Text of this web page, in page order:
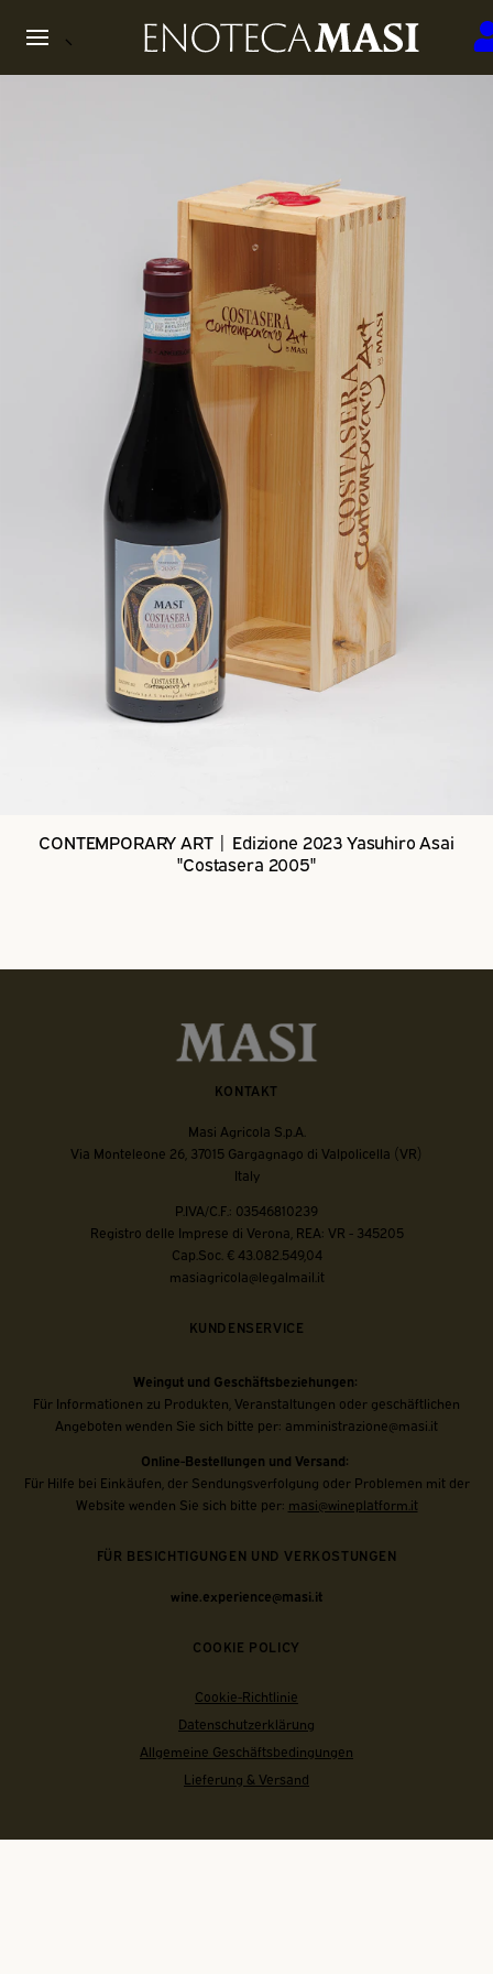
CONTEMPORARY ART | Edizione 2023 Yasuhiro Asai
"Costasera 2005"
KONTAKT
Masi Agricola S.p.A.
Via Monteleone 26, 37015 Gargagnago di Valpolicella (VR)
Italy
P.IVA/C.F.: 03546810239
Registro delle Imprese di Verona, REA: VR - 345205
Cap.Soc. € 43.082.549,04
masiagricola@legalmail.it
KUNDENSERVICE
Weingut und Geschäftsbeziehungen:
Für Informationen zu Produkten, Veranstaltungen oder geschäftlichen
Angeboten wenden Sie sich bitte per: amministrazione@masi.it
Online-Bestellungen und Versand:
Für Hilfe bei Einkäufen, der Sendungsverfolgung oder Problemen mit der
Website wenden Sie sich bitte per: masi@wineplatform.it
FÜR BESICHTIGUNGEN UND VERKOSTUNGEN
wine.experience@masi.it
COOKIE POLICY
Cookie-Richtlinie
Datenschutzerklärung
Allgemeine Geschäftsbedingungen
Lieferung & Versand